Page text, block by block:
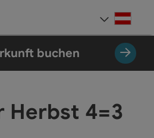
buchen
Herbst 4=3